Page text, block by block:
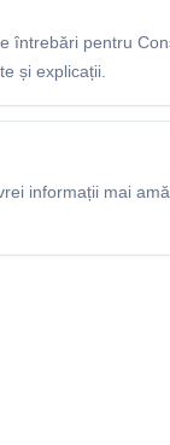
întrebări pentru
și explicații.
informații mai